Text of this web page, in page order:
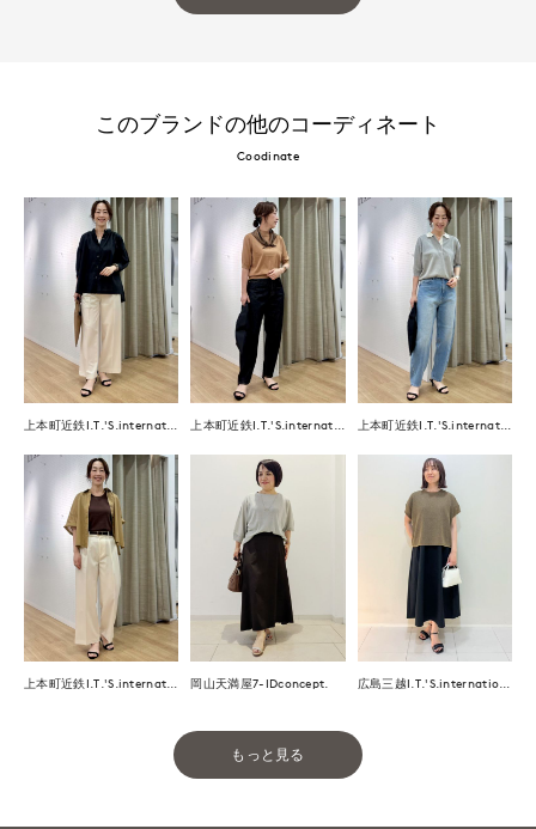
このブランドの他のコーディネート
Coodinate
岡山天満屋7-IDconcept.
もっと見る